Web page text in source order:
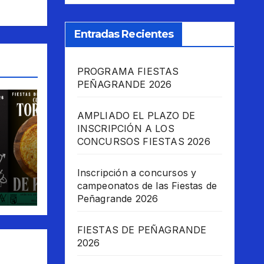
las
Entradas Recientes
PROGRAMA FIESTAS
PEÑAGRANDE 2026
AMPLIADO EL PLAZO DE
INSCRIPCIÓN A LOS
CONCURSOS FIESTAS 2026
Inscripción a concursos y
campeonatos de las Fiestas de
Peñagrande 2026
FIESTAS DE PEÑAGRANDE
2026